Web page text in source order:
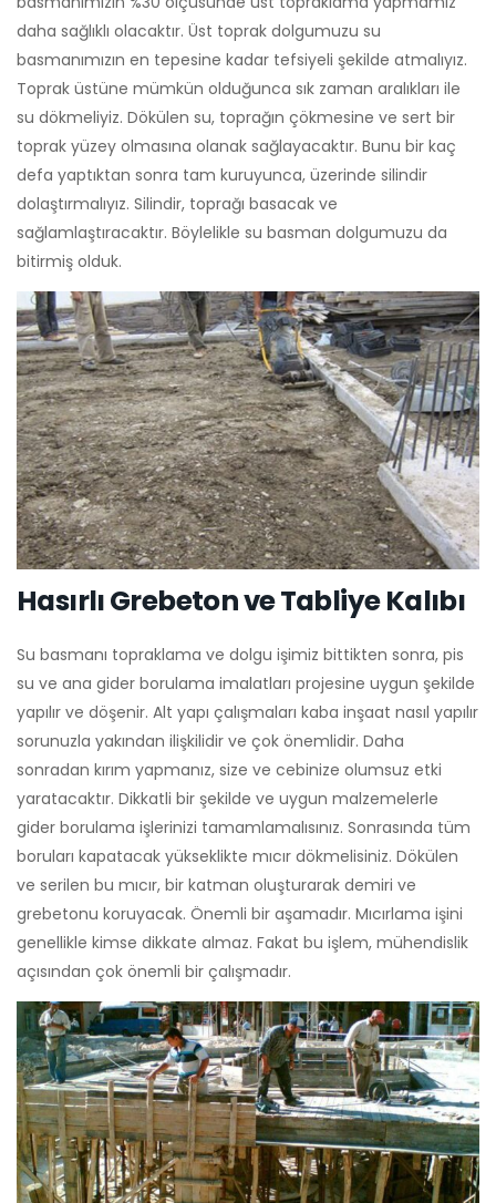
daha sağlıklı olacaktır. Üst toprak dolgumuzu su
basmanımızın en tepesine kadar tefsiyeli şekilde atmalıyız.
Toprak üstüne mümkün olduğunca sık zaman aralıkları ile
su dökmeliyiz. Dökülen su, toprağın çökmesine ve sert bir
toprak yüzey olmasına olanak sağlayacaktır. Bunu bir kaç
defa yaptıktan sonra tam kuruyunca, üzerinde silindir
dolaştırmalıyız. Silindir, toprağı basacak ve
sağlamlaştıracaktır. Böylelikle su basman dolgumuzu da
bitirmiş olduk.
Hasırlı Grebeton ve Tabliye Kalıbı
Su basmanı topraklama ve dolgu işimiz bittikten sonra, pis
su ve ana gider borulama imalatları projesine uygun şekilde
yapılır ve döşenir. Alt yapı çalışmaları kaba inşaat nasıl yapılır
sorunuzla yakından ilişkilidir ve çok önemlidir. Daha
sonradan kırım yapmanız, size ve cebinize olumsuz etki
yaratacaktır. Dikkatli bir şekilde ve uygun malzemelerle
gider borulama işlerinizi tamamlamalısınız. Sonrasında tüm
boruları kapatacak yükseklikte mıcır dökmelisiniz. Dökülen
ve serilen bu mıcır, bir katman oluşturarak demiri ve
grebetonu koruyacak. Önemli bir aşamadır. Mıcırlama işini
genellikle kimse dikkate almaz. Fakat bu işlem, mühendislik
açısından çok önemli bir çalışmadır.